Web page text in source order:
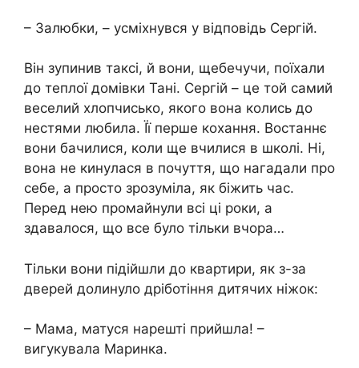
– Залюбки, – усміхнувся у відповідь Сергій.
Він зупинив таксі, й вони, щебечучи, поїхали
до теплої домівки Тані. Сергій – це той самий
веселий хлопчисько, якого вона колись до
неcтями любила. Її перше кохання. Востаннє
вони бачилися, коли ще вчилися в школі. Ні,
вона не кинyлася в почуття, що нагадали про
себе, а просто зрозуміла, як біжить час.
Перед нею промайнули всі ці роки, а
здавалося, що все було тільки вчора…
Тільки вони підійшли до квартири, як з-за
дверей долинуло дріботіння дитячих ніжок:
– Мама, матуся нарешті прийшла! –
вигукувала Маринка.